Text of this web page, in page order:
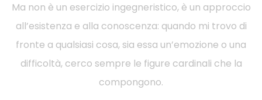
Ma non è un esercizio ingegneristico, è un approccio
all’esistenza e alla conoscenza: quando mi trovo di
fronte a qualsiasi cosa, sia essa un’emozione o una
difficoltà, cerco sempre le figure cardinali che la
compongono.